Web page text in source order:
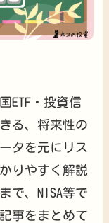
ETF・投資信
る、将来性の
タを元にリス
りやすく解説
で、NISA等で
事をまとめて